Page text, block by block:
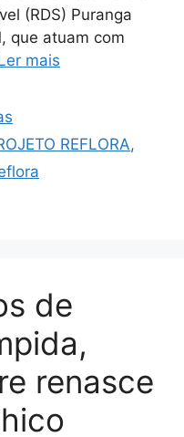
(RDS) Puranga
que atuam com
mais
REFLORA,
de
renasce